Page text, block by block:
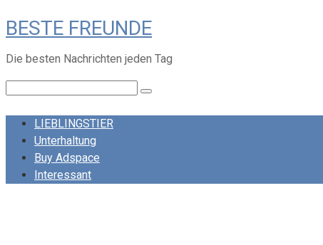
to
BESTE FREUNDE
Die besten Nachrichten jeden Tag
LIEBLINGSTIER
Unterhaltung
Buy Adspace
Interessant